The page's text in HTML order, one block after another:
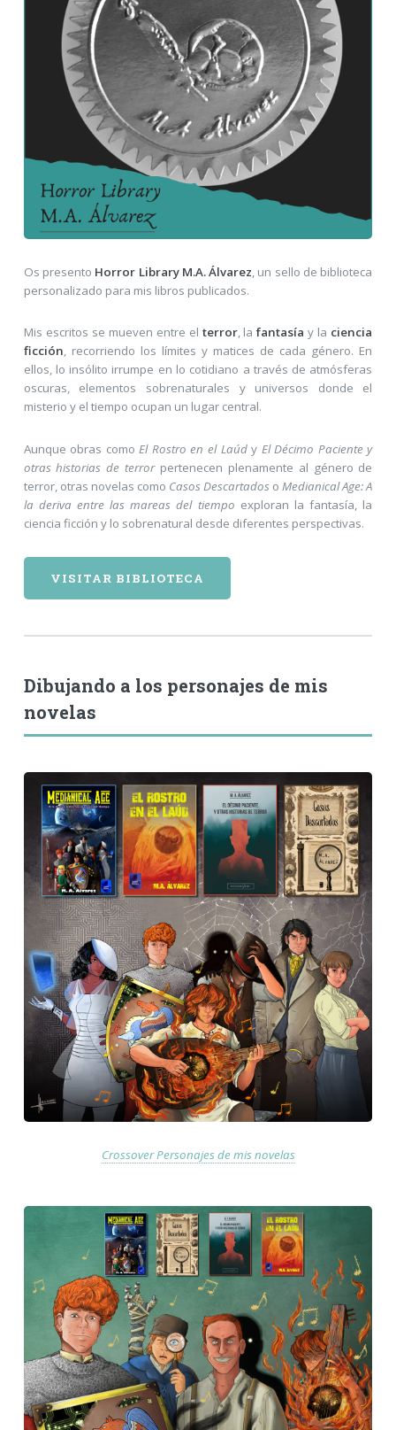
Os presento Horror Library M.A. Álvarez , un sello de biblioteca
personalizado para mis libros publicados.
Mis escritos se mueven entre el terror, lafantasía y la ciencia
ficción, recorriendo los límites y matices de cada género. En
ellos, lo insólito irrumpe en lo cotidiano a través de atmósferas
oscuras, elementos sobrenaturales y universos donde el
misterio y el tiempo ocupan un lugar central.
Aunque obras comoEl Rostro en el Laúdy El Décimo Paciente y
otras historias de terrorpertenecen plenamente al género de
terror, otras novelas como Casos Descartados oMedianical Age: A
la deriva entre las mareas del tiempo exploran la fantasía, la
ciencia ficción y lo sobrenatural desde diferentes perspectivas.
VISITAR BIBLIOTECA
Dibujando a los personajes de mis
novelas
Crossover Personajes de mis novelas